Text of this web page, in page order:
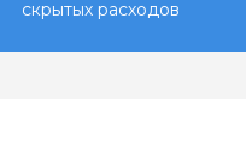
скрытых расходов